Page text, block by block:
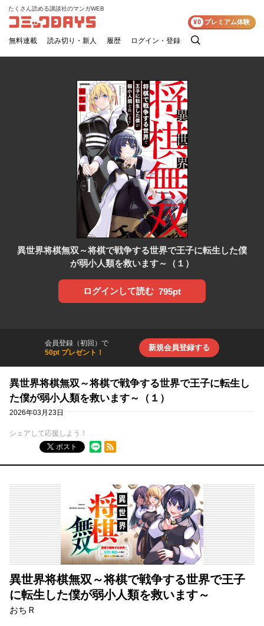
コミックDAYS
たくさん読める講談社のマンガWEB
無料連載 読み切り・新人 履歴 ログイン・登録
検
¥0 プレミアム体験
異世界将棋無双～将棋で戦争する世界で王子に転生した僕
が弱小人類を救います～（１）
ログインして読む 795pt
会員登録（初回）で
50pt プレゼント！
新規会員登録する
異世界将棋無双～将棋で戦争する世界で王子に転生し
た僕が弱小人類を救います～（１）
2026年03月23日
シェアして応援しよう！
ポスト
RSSフィード
異世界将棋無双～将棋で戦争する世界で王子
に転生した僕が弱小人類を救います～
おちＲ